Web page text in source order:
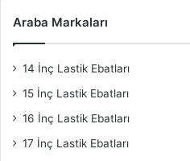
Araba Markaları
14 İnç Lastik Ebatları
15 İnç Lastik Ebatları
16 İnç Lastik Ebatları
17 İnç Lastik Ebatları